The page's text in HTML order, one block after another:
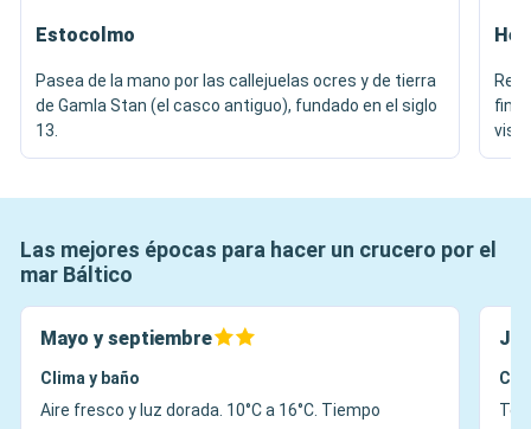
Estocolmo
Pasea de la mano por las callejuelas ocres y de tierra
de Gamla Stan (el casco antiguo), fundado en el siglo
13.
Las mejores épocas para hacer un crucero por el
mar Báltico
Mayo y septiembre
Clima y baño
Aire fresco y luz dorada. 10°C a 16°C. Tiempo